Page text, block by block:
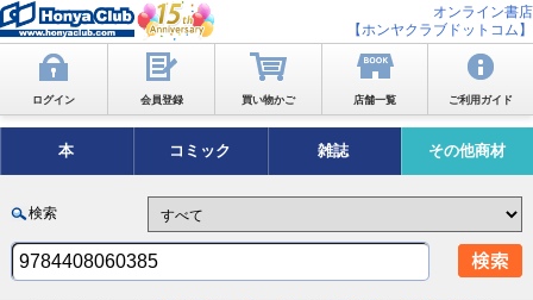
オンライン書店
【ホンヤクラブドットコム】
ログイン 会員登録 買い物かご 店舗一覧 ご利用ガイド
本 コミック 雑誌 その他商材
検索